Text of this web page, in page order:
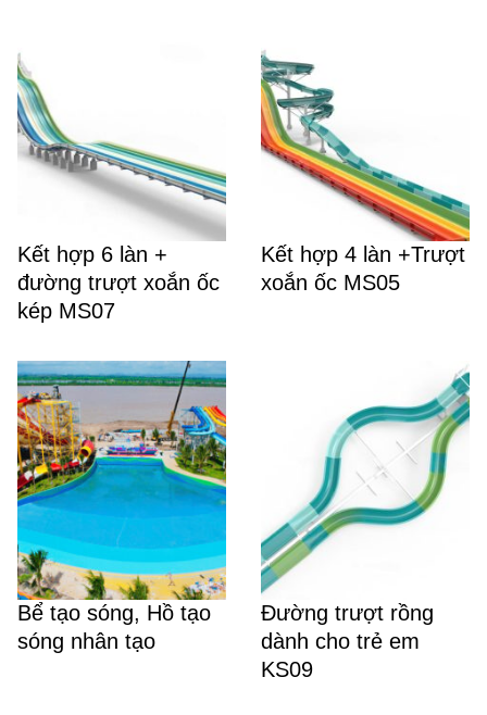
Kết hợp 6 làn +
đường trượt xoắn ốc
kép MS07
Kết hợp 4 làn +Trượt
xoắn ốc MS05
Bể tạo sóng, Hồ tạo
sóng nhân tạo
Đường trượt rồng
dành cho trẻ em
KS09